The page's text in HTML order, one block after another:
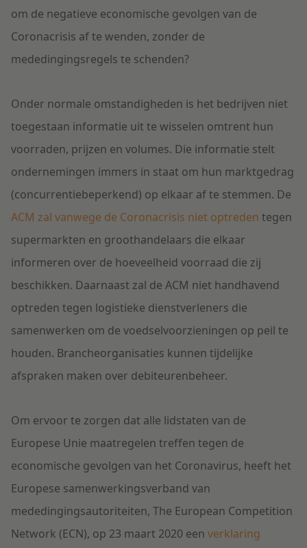
om de negatieve economische gevolgen van de
Coronacrisis af te wenden, zonder de
mededingingsregels te schenden?
Onder normale omstandigheden is het bedrijven niet
toegestaan informatie uit te wisselen omtrent hun
voorraden, prijzen en volumes. Die informatie stelt
ondernemingen immers in staat om hun marktgedrag
(concurrentiebeperkend) op elkaar af te stemmen. De
ACM zal vanwege de Coronacrisis niet optreden tegen
supermarkten en groothandelaars die elkaar
informeren over de hoeveelheid voorraad die zij
beschikken. Daarnaast zal de ACM niet handhavend
optreden tegen logistieke dienstverleners die
samenwerken om de voedselvoorzieningen op peil te
houden. Brancheorganisaties kunnen tijdelijke
afspraken maken over debiteurenbeheer.
Om ervoor te zorgen dat alle lidstaten van de
Europese Unie maatregelen treffen tegen de
economische gevolgen van het Coronavirus, heeft het
Europese samenwerkingsverband van
mededingingsautoriteiten, The European Competition
Network (ECN), op 23 maart 2020 een verklaring